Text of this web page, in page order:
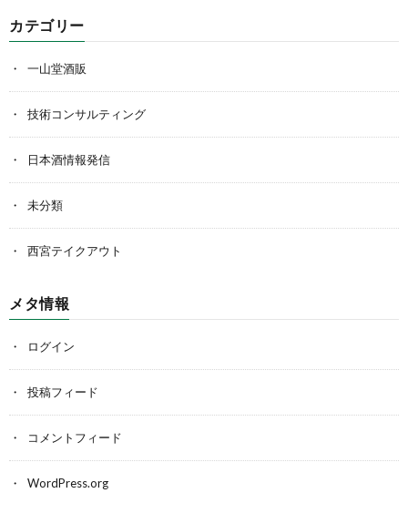
カテゴリー
一山堂酒販
技術コンサルティング
日本酒情報発信
未分類
西宮テイクアウト
メタ情報
ログイン
投稿フィード
コメントフィード
WordPress.org